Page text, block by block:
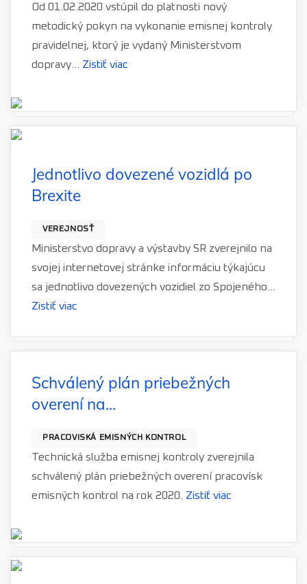
Od 01.02.2020 vstúpil do platnosti nový
metodický pokyn na vykonanie emisnej kontroly
pravidelnej, ktorý je vydaný Ministerstvom
dopravy... Zistiť viac
Jednotlivo dovezené vozidlá po
Brexite
VEREJNOSŤ
Ministerstvo dopravy a výstavby SR zverejnilo na
svojej internetovej stránke informáciu týkajúcu
sa jednotlivo dovezených vozidiel zo Spojeného...
Zistiť viac
Schválený plán priebežných
overení na...
PRACOVISKÁ EMISNÝCH KONTROL
Technická služba emisnej kontroly zverejnila
schválený plán priebežných overení pracovísk
emisných kontrol na rok 2020. Zistiť viac